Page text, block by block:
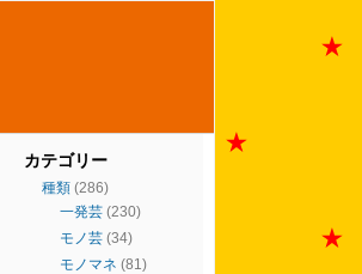
カテゴリー
種類(286)
一発芸(230)
モノ芸(34)
モノマネ (81)